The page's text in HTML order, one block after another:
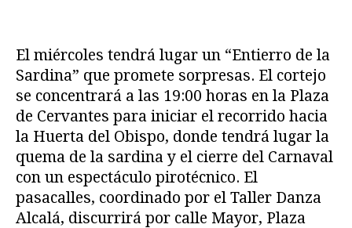
El miércoles tendrá lugar un “Entierro de la
Sardina” que promete sorpresas. El cortejo
se concentrará a las 19:00 horas en la Plaza
de Cervantes para iniciar el recorrido hacia
la Huerta del Obispo, donde tendrá lugar la
quema de la sardina y el cierre del Carnaval
con un espectáculo pirotécnico. El
pasacalles, coordinado por el Taller Danza
Alcalá, discurrirá por calle Mayor, Plaza